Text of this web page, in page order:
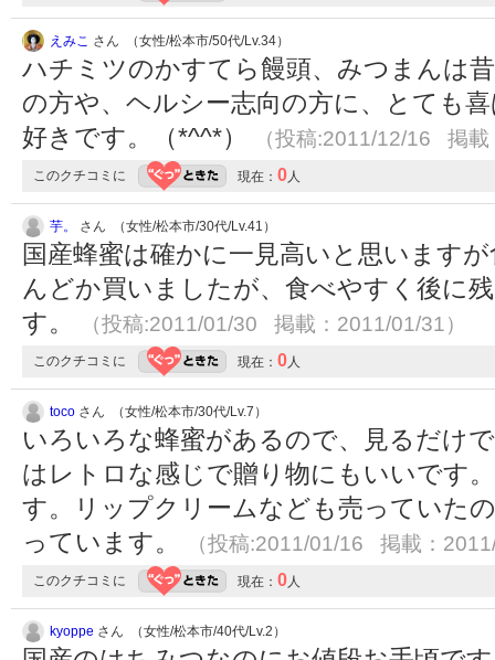
えみこ さん （女性/松本市/50代/Lv.34）
ハチミツのかすてら饅頭、みつまんは
の方や、ヘルシー志向の方に、とても
好きです。（*^^*）
（投稿:2011/12/16 掲
このクチコミに 現在： 0 人
芋。 さん （女性/松本市/30代/Lv.41）
国産蜂蜜は確かに一見高いと思います
んどか買いましたが、食べやすく後に
す。
（投稿:2011/01/30 掲載：2011/01/31）
このクチコミに 現在： 0 人
toco さん （女性/松本市/30代/Lv.7）
いろいろな蜂蜜があるので、見るだけ
はレトロな感じで贈り物にもいいです
す。リップクリームなども売っていた
っています。
（投稿:2011/01/16 掲載：
このクチコミに 現在： 0 人
kyoppe さん （女性/松本市/40代/Lv.2）